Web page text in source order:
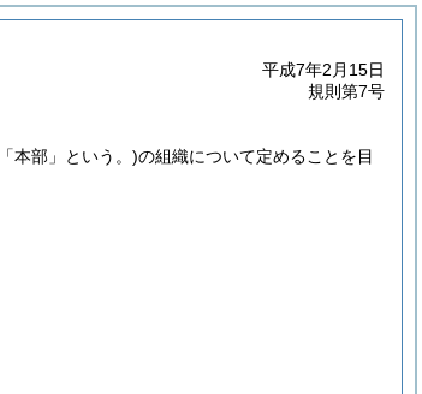
平成7年2月15日
規則第7号
本部」という。)の組織について定めることを目